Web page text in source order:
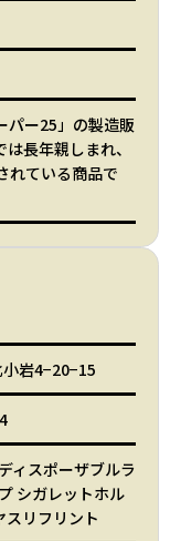
パー25」の製造販
長年親しまれ、
れている商品で
岩4−20−15
ィスポーザブルラ
シガレットホル
スリフリント